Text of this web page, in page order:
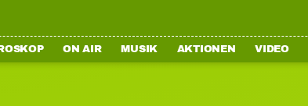
ON AIR MUSIK AKTIONEN VIDEO